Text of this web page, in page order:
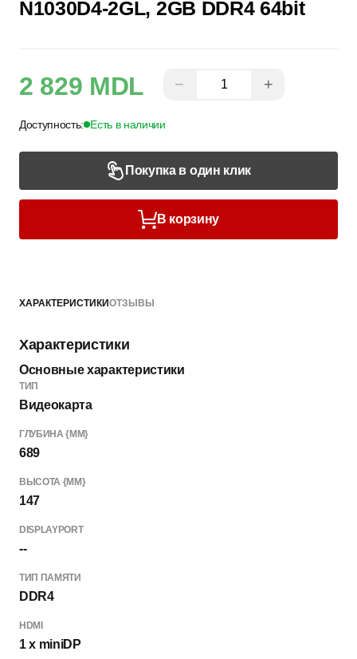
N1030D4-2GL, 2GB DDR4 64bit
2 829 MDL − +
Доступность: Есть в наличии
Покупка в один клик
В корзину
ХАРАКТЕРИСТИКИОТЗЫВЫ
Характеристики
Основные характеристики
ТИП
Видеокарта
ГЛУБИНА {ММ}
689
ВЫСОТА {ММ}
147
DISPLAYPORT
--
ТИП ПАМЯТИ
DDR4
HDMI
1 x miniDP